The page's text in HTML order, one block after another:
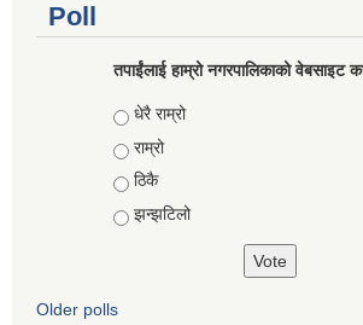
Poll
तपाईंलाई हाम्रो नगरपालिकाको वेबसाइट
Choices
धेरै राम्रो
राम्रो
ठिकै
झन्झटिलो
Older polls